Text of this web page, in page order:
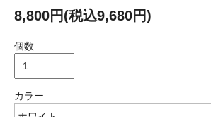
8,800円(税込9,680円)
個数
カラー